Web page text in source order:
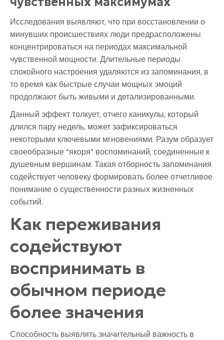
Исследования выявляют, что при восстановлении о
минувших происшествиях люди предрасположены
концентрироваться на периодах максимальной
чувственной мощности. Длительные периоды
спокойного настроения удаляются из запоминания, в
то время как быстрые случаи мощных эмоций
продолжают быть живыми и детализированными.
Данный эффект толкует, отчего каникулы, который
длился пару недель, может зафиксироваться
некоторыми ключевыми мгновениями. Разум образует
своеобразные “якоря” воспоминаний, соединенные к
душевным вершинам. Такая отборность запоминания
содействует человеку формировать более отчетливое
понимание о существенности разных жизненных
событий.
Как переживания
содействуют
воспринимать в
обычном периоде
более значения
Способность выявлять значительный важность в